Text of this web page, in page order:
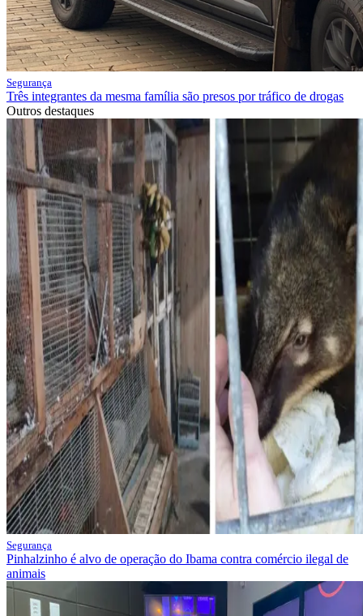
Segurança
Três integrantes da mesma família são presos por tráfico de drogas
Outros destaques
Segurança
Pinhalzinho é alvo de operação do Ibama contra comércio ilegal de
animais